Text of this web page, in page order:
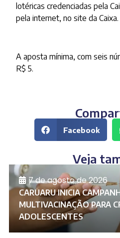
lotéricas credenciadas pela
pela internet, no site da Caixa.
A aposta mínima, com seis
R$ 5.
Facebook
Veja
7 de agosto de 2026
CARUARU INICIA
MULTIVACINAÇÃO PARA
ADOLESCENTES